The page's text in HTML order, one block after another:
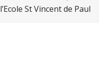
l’Ecole St Vincent de Paul